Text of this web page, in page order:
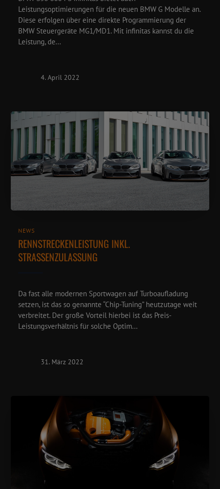
Leistungsoptimierungen für die neuen BMW G Modelle an.
Diese erfolgen über eine direkte Programmierung der
BMW Steuergeräte MG1/MD1. Mit infinitas kannst du die
Leistung, de...
4. April 2022
NEWS
RENNSTRECKENLEISTUNG INKL.
STRASSENZULASSUNG
Da fast alle modernen Sportwagen auf Turboaufladung
setzen, ist das so genannte “Chip-Tuning” heutzutage weit
verbreitet. Der große Vorteil hierbei ist das Preis-
Leistungsverhältnis für solche Optim...
31. März 2022